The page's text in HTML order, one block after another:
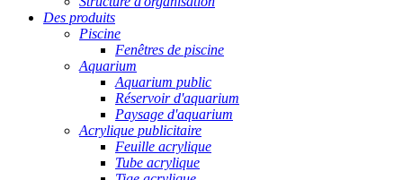
Des produits
Piscine
Fenêtres de piscine
Aquarium
Aquarium public
Réservoir d'aquarium
Paysage d'aquarium
Acrylique publicitaire
Feuille acrylique
Tube acrylique